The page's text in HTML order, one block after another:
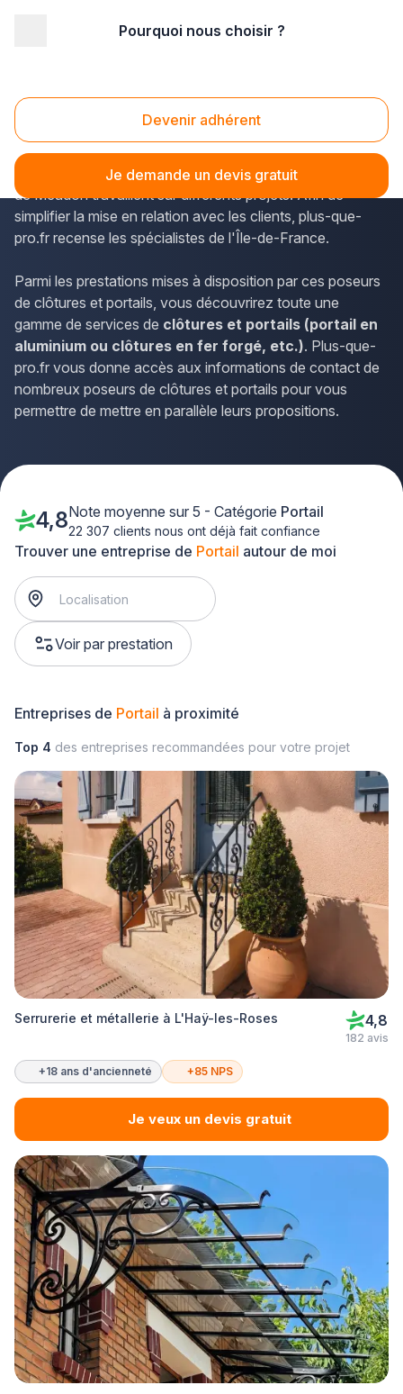
Pourquoi nous choisir ?
Devenir adhérent
Je demande un devis gratuit
Portail Meudon (92190)
Les poseurs de clôtures et portails présents sur le
département des Hauts-de-Seine ou dans la commune
de Meudon travaillent sur différents projets. Afin de
simplifier la mise en relation avec les clients, plus-que-
pro.fr recense les spécialistes de l'Île-de-France.
Parmi les prestations mises à disposition par ces poseurs
de clôtures et portails, vous découvrirez toute une
gamme de services de clôtures et portails (portail en
aluminium ou clôtures en fer forgé, etc.). Plus-que-
pro.fr vous donne accès aux informations de contact de
nombreux poseurs de clôtures et portails pour vous
permettre de mettre en parallèle leurs propositions.
Trouver une entreprise de Portail autour de moi
Voir par prestation
4,8Note moyenne sur 5 - Catégorie Portail
22 307 clients nous ont déjà fait confiance
Entreprises de Portail à proximité
Top 4 des entreprises recommandées pour votre projet
Serrurerie et métallerie à L'Haÿ-les-Roses 4,8
182 avis
+18 ans d'ancienneté +85 NPS
Je veux un devis gratuit